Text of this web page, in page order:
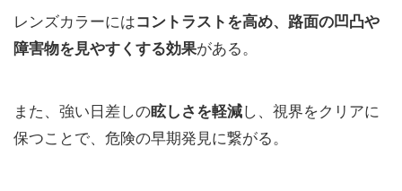
レンズカラーにはコントラストを高め、路面の凹凸や
障害物を見やすくする効果がある。
また、強い日差しの眩しさを軽減し、視界をクリアに
保つことで、危険の早期発見に繋がる。